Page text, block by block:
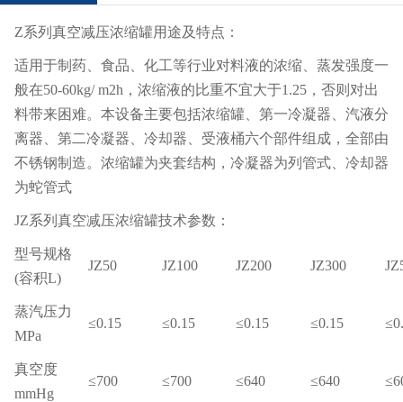
Z系列真空减压浓缩罐用途及特点：
适用于制药、食品、化工等行业对料液的浓缩、蒸发强度一
般在50-60kg/ m2h，浓缩液的比重不宜大于1.25，否则对出
料带来困难。本设备主要包括浓缩罐、第一冷凝器、汽液分
离器、第二冷凝器、冷却器、受液桶六个部件组成，全部由
不锈钢制造。浓缩罐为夹套结构，冷凝器为列管式、冷却器
为蛇管式
JZ系列真空减压浓缩罐技术参数：
型号规格
(容积L)
JZ50 JZ100 JZ200 JZ300
蒸汽压力
MPa
≤0.15 ≤0.15 ≤0.15 ≤0.15
真空度
mmHg
≤700 ≤700 ≤640 ≤640